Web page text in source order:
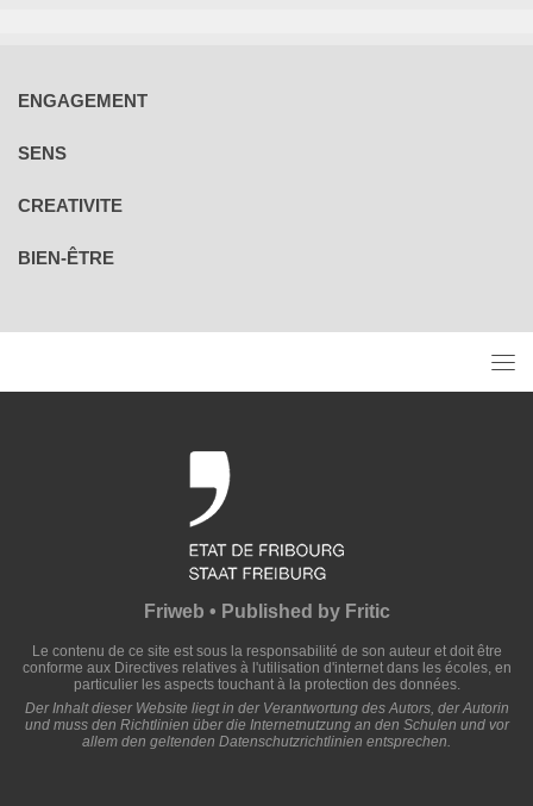
ENGAGEMENT
SENS
CREATIVITE
BIEN-ÊTRE